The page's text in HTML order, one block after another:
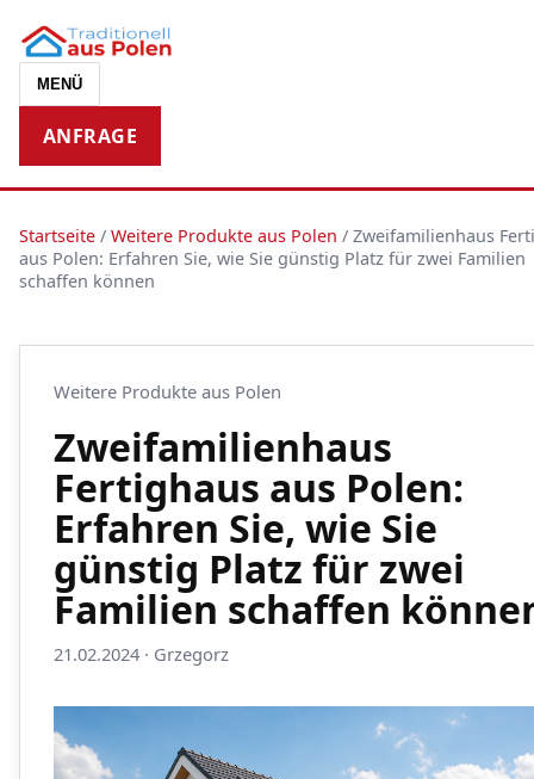
MENÜ
ANFRAGE
Startseite / Weitere Produkte aus Polen / Zweifamilienhaus
aus Polen: Erfahren Sie, wie Sie günstig Platz für zwei Familien
schaffen können
Weitere Produkte aus Polen
Zweifamilienhaus
Fertighaus aus Polen:
Erfahren Sie, wie Sie
günstig Platz für zwei
Familien schaffen
21.02.2024 · Grzegorz